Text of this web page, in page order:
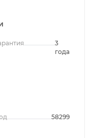
3
года
58299